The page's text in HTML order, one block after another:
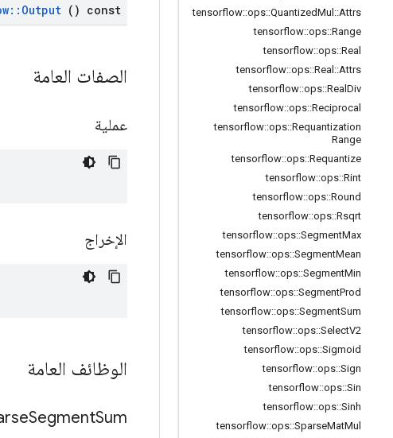
tensorflow::ops::QuantizedMul ::Attrs
tensorflow::ops::Range
tensorflow::ops::Real
tensorflow::ops::Real ::Attrs
tensorflow::ops::Real Div
tensorflow::ops::Reciprocal
tensorflow::ops::Requantization
Range
tensorflow::ops::Requantize
tensorflow::ops::Rint
tensorflow::ops::Round
tensorflow::ops::Rsqrt
tensorflow::ops::SegmentMax
tensorflow::ops::SegmentMean
tensorflow::ops::SegmentMin
tensorflow::ops::SegmentProd
tensorflow::ops::SegmentSum
tensorflow::ops::SelectV2
tensorflow::ops::Sigmoid
tensorflow::ops::Sign
tensorflow::ops::Sin
tensorflow::ops::Sinh
tensorflow::ops::SparseMatMul
:: Output () const
الصفات العامة
عملية
الإخراج
الوظائف العامة
SegmentSum